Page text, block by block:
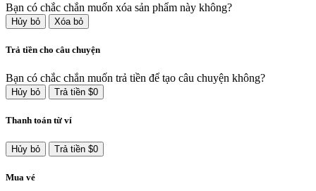
Bạn có chắc chắn muốn xóa sản phẩm này không?
Hủy bỏ Xóa bỏ
Trả tiền cho câu chuyện
Bạn có chắc chắn muốn trả tiền để tạo câu chuyện không?
Hủy bỏ Trả tiền $0
Thanh toán từ ví
Hủy bỏ Trả tiền $0
Mua vé